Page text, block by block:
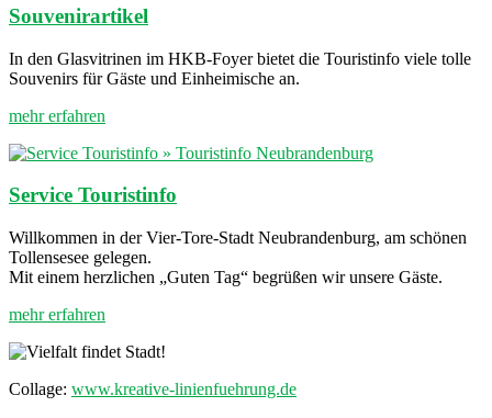
Souvenirartikel
In den Glasvitrinen im HKB-Foyer bietet die Touristinfo viele tolle
Souvenirs für Gäste und Einheimische an.
mehr erfahren
Service Touristinfo
Willkommen in der Vier-Tore-Stadt Neubrandenburg, am schönen
Tollensesee gelegen.
Mit einem herzlichen „Guten Tag“ begrüßen wir unsere Gäste.
mehr erfahren
Collage: www.kreative-linienfuehrung.de